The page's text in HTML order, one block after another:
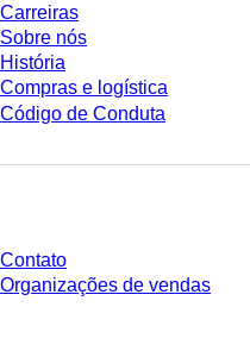
Carreiras
Sobre nós
História
Compras e logística
Código de Conduta
Contato
Organizações de vendas